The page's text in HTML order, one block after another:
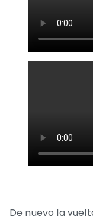
De nuevo la